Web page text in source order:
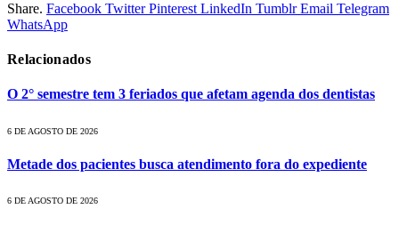
Share. Facebook Twitter Pinterest LinkedIn Tumblr Email Telegram
WhatsApp
Relacionados
O 2° semestre tem 3 feriados que afetam agenda dos dentistas
6 DE AGOSTO DE 2026
Metade dos pacientes busca atendimento fora do expediente
6 DE AGOSTO DE 2026